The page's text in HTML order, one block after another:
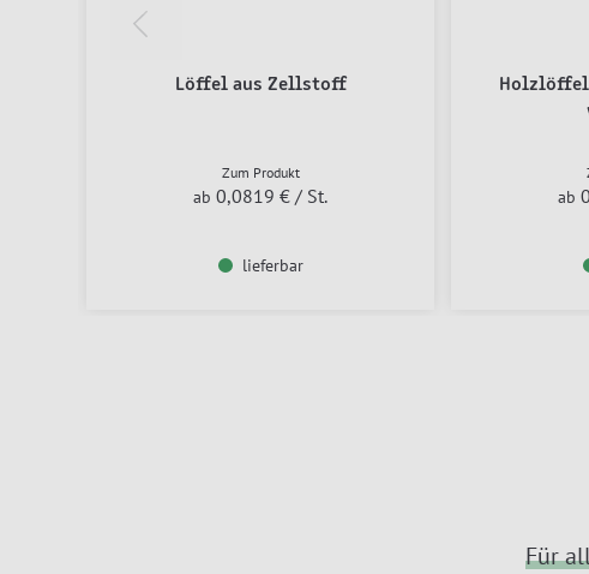
Löffel aus Zellstoff
Zum Produkt
ab 0,0819 € / St.
lieferbar
Holzlöffel
ab
Für